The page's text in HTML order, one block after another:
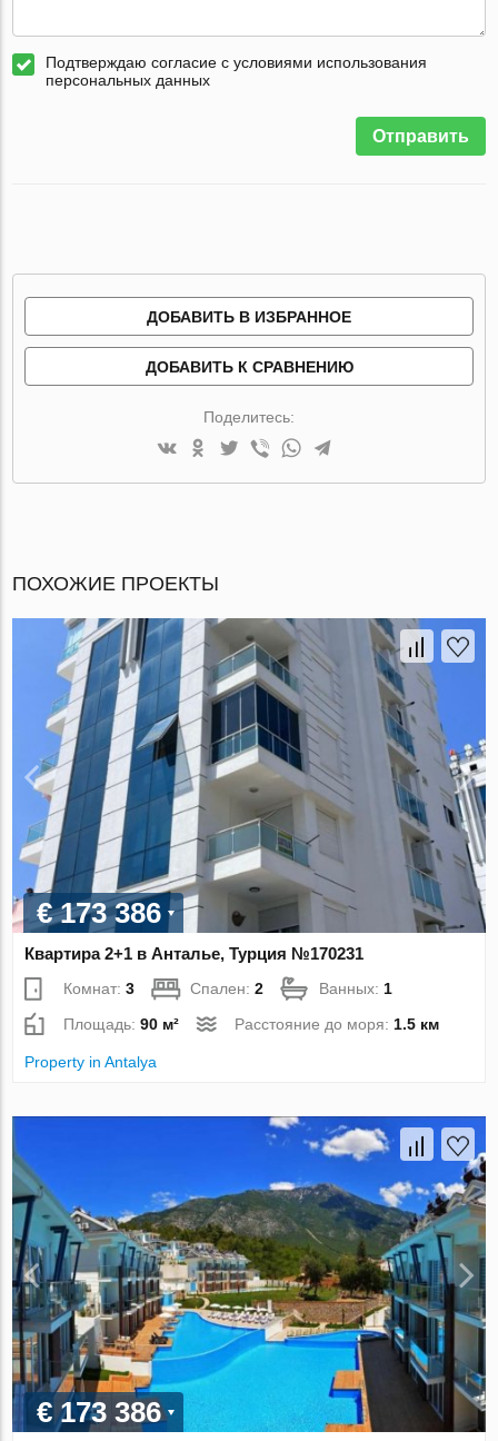
Подтверждаю согласие с условиями использования
персональных данных
Отправить
ДОБАВИТЬ В ИЗБРАННОЕ
ДОБАВИТЬ К СРАВНЕНИЮ
Поделитесь:
ПОХОЖИЕ ПРОЕКТЫ
€ 173 386
Квартира 2+1 в Анталье, Турция №170231
Комнат:3 Спален:2 Ванных:1
Площадь:90 м² Расстояние до моря:1.5 км
Property in Antalya
€ 173 386